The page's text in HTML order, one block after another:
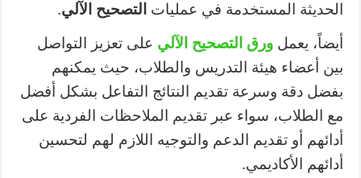
الحديثة المستخدمة في عمليات التصحيح الآلي.
أيضاً، يعمل ورق التصحيح الآلي على تعزيز التواصل
بين أعضاء هيئة التدريس والطلاب، حيث يمكنهم
بفضل دقة وسرعة تقديم النتائج التفاعل بشكل أفضل
مع الطلاب، سواء عبر تقديم الملاحظات الفردية على
أدائهم أو تقديم الدعم والتوجيه اللازم لهم لتحسين
أدائهم الأكاديمي.